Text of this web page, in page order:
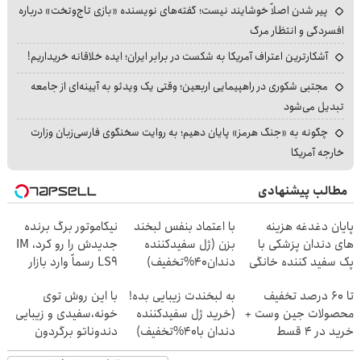
پیر شدن اصلاً خوشایند نیست؛ گفته‌های نویسنده «بازی تاج‌وتخت» درباره
افسردگی و انتظار مرگ
آشکارترین اعتراف آمریکا به شکست در برابر ایران؛ ایده خلاقانه خریداریم!
مجتبی شکوری در راهپیمایی اربعین؛ وقتی یک ویدئو به آیینه‌ای از جامعه
تبدیل می‌شود
چگونه به «جنگ هرمز» پایان دهیم؛ به روایت سخنگوی فارسی‌زبان وزارت
خارجه آمریکا
مطالب پیشنهادی
پایان دغدغه هزینه
های دندان پزشکی با
پک سفید کننده خانگی
با اعتماد بنفس لبخند
بزن (ژل سفیدکننده
دندان40%تخفیف)
نیکاموتور برگ برنده
جدیدش را رو کرد، IM
LS9 رسماً وارد بازار
تا 60 درصد تخفیف
محصولات جین وست +
خرید در 4 قسط
به لبخندت زیبایی بده!
(خرید ژل سفیدکننده
دندان با40%تخفیف)
با این روش توی
خونه،سفیدی و زیبایی
دندوناتو برگردون
(40%off)